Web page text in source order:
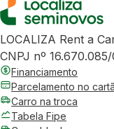
LOCALIZA Rent a
CNPJ nº
Financiamento
Parcelamento no
Carro na troca
Tabela Fipe